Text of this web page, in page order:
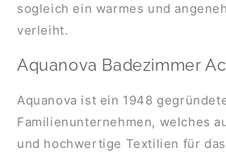
sogleich ein warmes und
verleiht.
Aquanova Badezimmer
Aquanova ist ein 1948
Familienunternehmen, welches
und hochwertige Textilien für